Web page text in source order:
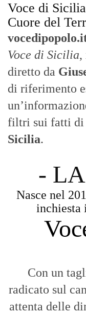
Voce di
Cuore del
Voce di Sicilia,
diretto da
di riferimento
filtri sui fatti di
Sicilia.
-
Nasce nel
inchiesta
Con un
radicato sul
attenta delle